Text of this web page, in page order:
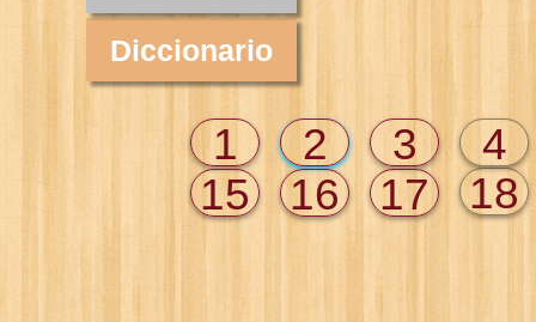
Diccionario
1 2 3
4
15
16 17 18